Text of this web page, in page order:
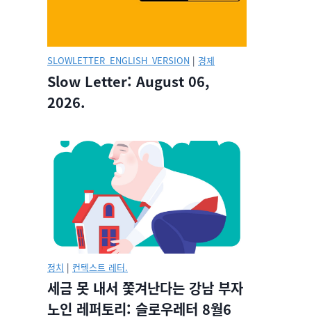
SLOWLETTER_ENGLISH_VERSION | 경제
Slow Letter: August 06,
2026.
정치 | 컨텍스트 레터.
세금 못 내서 쫓겨난다는 강남 부자
노인 레퍼토리: 슬로우레터 8월6